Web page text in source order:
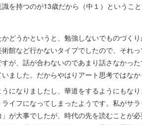
を持つのが13歳だから（中１）ということ
どうかというと、勉強しないでものづく
館など行かないタイプでしたので、それ
が、話が合わないのであまり話さなかっ
ました。だからやはりアート思考ではなか
になりましたし、華道をするようにもな
イフになってしまったようです。私がサ
が大事でしたが、時代の先を読むことが